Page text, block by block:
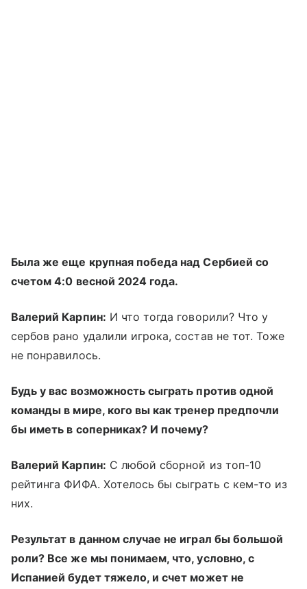
Была же еще крупная победа над Сербией со
счетом 4:0 весной 2024 года.
Валерий Карпин: И что тогда говорили? Что у
сербов рано удалили игрока, состав не тот. Тоже
не понравилось.
Будь у вас возможность сыграть против одной
команды в мире, кого вы как тренер предпочли
бы иметь в соперниках? И почему?
Валерий Карпин: С любой сборной из топ-10
рейтинга ФИФА. Хотелось бы сыграть с кем-то из
них.
Результат в данном случае не играл бы большой
роли? Все же мы понимаем, что, условно, с
Испанией будет тяжело, и счет может не